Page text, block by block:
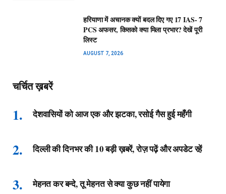
हरियाणा में अचानक क्यों बदल दिए गए 17 IAS- 7
PCS अफसर, किसको क्या मिला प्रभार? देखें पूरी
लिस्ट
AUGUST 7, 2026
चर्चित ख़बरें
देशवासियों को आज एक और झटका, रसोई गैस हुई महँगी
दिल्ली की दिनभर की 10 बड़ी ख़बरें, रोज़ पढ़ें और अपडेट रहें
मेहनत कर बन्दे, तू मेहनत से क्या कुछ नहीं पायेगा